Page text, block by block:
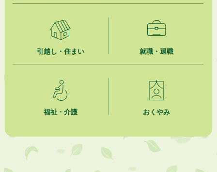
引越し・住まい 就職・退職
福祉・介護 おくやみ